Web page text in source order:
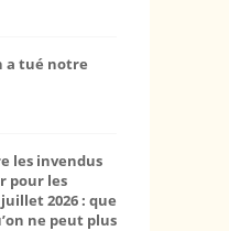
a tué notre
les invendus
pour les
2026 : que
ne peut plus